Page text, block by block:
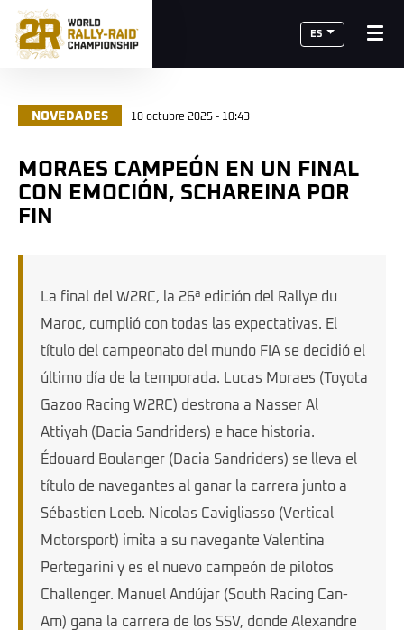
ES
NOVEDADES 18 octubre 2025 - 10:43
MORAES CAMPEÓN EN UN FINAL
CON EMOCIÓN, SCHAREINA POR
FIN
La final del W2RC, la 26ª edición del Rallye du
Maroc, cumplió con todas las expectativas. El
título del campeonato del mundo FIA se decidió el
último día de la temporada. Lucas Moraes (Toyota
Gazoo Racing W2RC) destrona a Nasser Al
Attiyah (Dacia Sandriders) e hace historia.
Édouard Boulanger (Dacia Sandriders) se lleva el
título de navegantes al ganar la carrera junto a
Sébastien Loeb. Nicolas Cavigliasso (Vertical
Motorsport) imita a su navegante Valentina
Pertegarini y es el nuevo campeón de pilotos
Challenger. Manuel Andújar (South Racing Can-
Am) gana la carrera de los SSV, donde Alexandre